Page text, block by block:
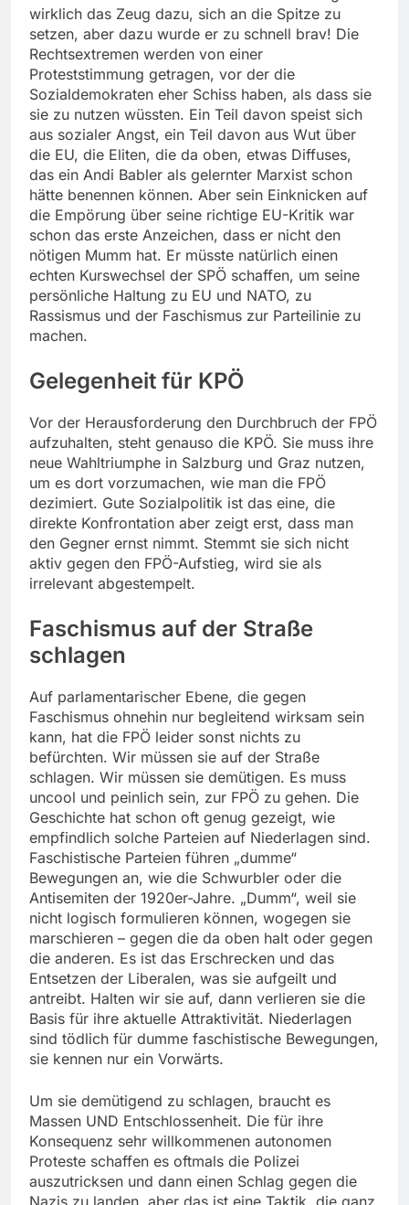
wirklich das Zeug dazu, sich an die Spitze zu
setzen, aber dazu wurde er zu schnell brav! Die
Rechtsextremen werden von einer
Proteststimmung getragen, vor der die
Sozialdemokraten eher Schiss haben, als dass sie
sie zu nutzen wüssten. Ein Teil davon speist sich
aus sozialer Angst, ein Teil davon aus Wut über
die EU, die Eliten, die da oben, etwas Diffuses,
das ein Andi Babler als gelernter Marxist schon
hätte benennen können. Aber sein Einknicken auf
die Empörung über seine richtige EU-Kritik war
schon das erste Anzeichen, dass er nicht den
nötigen Mumm hat. Er müsste natürlich einen
echten Kurswechsel der SPÖ schaffen, um seine
persönliche Haltung zu EU und NATO, zu
Rassismus und der Faschismus zur Parteilinie zu
machen.
Gelegenheit für KPÖ
Vor der Herausforderung den Durchbruch der FPÖ
aufzuhalten, steht genauso die KPÖ. Sie muss ihre
neue Wahltriumphe in Salzburg und Graz nutzen,
um es dort vorzumachen, wie man die FPÖ
dezimiert. Gute Sozialpolitik ist das eine, die
direkte Konfrontation aber zeigt erst, dass man
den Gegner ernst nimmt. Stemmt sie sich nicht
aktiv gegen den FPÖ-Aufstieg, wird sie als
irrelevant abgestempelt.
Faschismus auf der Straße
schlagen
Auf parlamentarischer Ebene, die gegen
Faschismus ohnehin nur begleitend wirksam sein
kann, hat die FPÖ leider sonst nichts zu
befürchten. Wir müssen sie auf der Straße
schlagen. Wir müssen sie demütigen. Es muss
uncool und peinlich sein, zur FPÖ zu gehen. Die
Geschichte hat schon oft genug gezeigt, wie
empfindlich solche Parteien auf Niederlagen sind.
Faschistische Parteien führen „dumme“
Bewegungen an, wie die Schwurbler oder die
Antisemiten der 1920er-Jahre. „Dumm“, weil sie
nicht logisch formulieren können, wogegen sie
marschieren – gegen die da oben halt oder gegen
die anderen. Es ist das Erschrecken und das
Entsetzen der Liberalen, was sie aufgeilt und
antreibt. Halten wir sie auf, dann verlieren sie die
Basis für ihre aktuelle Attraktivität. Niederlagen
sind tödlich für dumme faschistische Bewegungen,
sie kennen nur ein Vorwärts.
Um sie demütigend zu schlagen, braucht es
Massen UND Entschlossenheit. Die für ihre
Konsequenz sehr willkommenen autonomen
Proteste schaffen es oftmals die Polizei
auszutricksen und dann einen Schlag gegen die
Nazis zu landen, aber das ist eine Taktik, die ganz